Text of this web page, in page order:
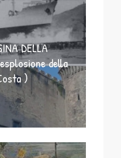
DELLA
della
)